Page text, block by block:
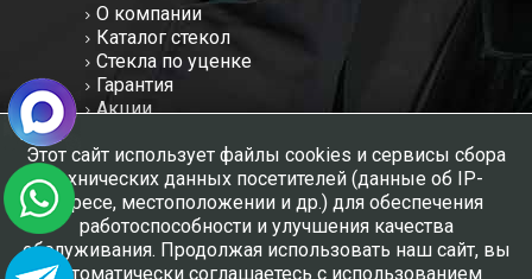
О компании
Каталог стекол
Стекла по уценке
Гарантия
Акции
Отзывы
Вакансии
Контакты
Мы в соцсетях:
Этот сайт использует файлы cookies и сервисы сбора
технических данных посетителей (данные об IP-
адресе, местоположении и др.) для обеспечения
работоспособности и улучшения качества
обслуживания. Продолжая использовать наш сайт, вы
автоматически соглашаетесь с использованием